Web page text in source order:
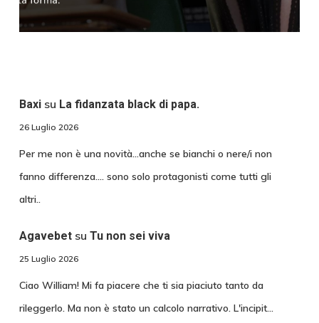
Baxisu La fidanzata black di papa.
26 Luglio 2026
Per me non è una novità...anche se bianchi o nere/i non
fanno differenza.... sono solo protagonisti come tutti gli
altri..
Agavebetsu Tu non sei viva
25 Luglio 2026
Ciao William! Mi fa piacere che ti sia piaciuto tanto da
rileggerlo. Ma non è stato un calcolo narrativo. L'incipit…